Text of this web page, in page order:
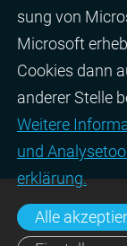
sung von
Micro­soft
Cookies dann
ande­rer Stelle
Wei­tere
und
erklä­rung.
Alle